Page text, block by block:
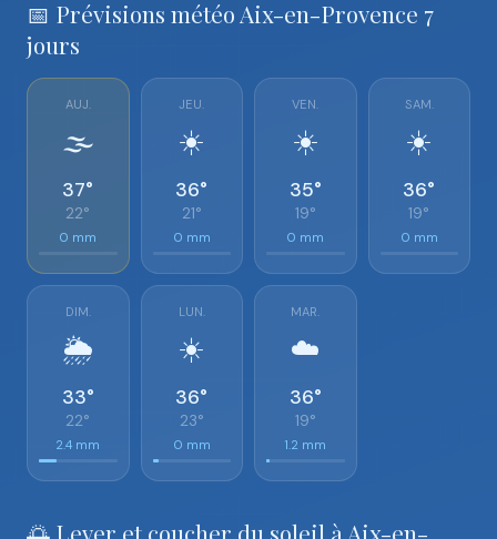
📅 Prévisions météo Aix-en-Provence 7
jours
AUJ.
🌫️
37°
22°
0 mm
JEU.
☀️
36°
21°
0 mm
VEN.
☀️
35°
19°
0 mm
SAM.
☀️
36°
19°
0 mm
DIM.
🌦️
33°
22°
2.4 mm
LUN.
☀️
36°
23°
0 mm
MAR.
☁️
36°
19°
1.2 mm
🌅 Lever et coucher du soleil à Aix-en-